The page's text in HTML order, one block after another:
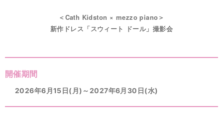
＜Cath Kidston × mezzo piano＞
新作ドレス「スウィート ドール」撮影会
開催期間
2026年6月15日(月)～2027年6月30日(水)